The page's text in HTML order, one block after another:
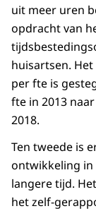
uit meer uren
opdracht van
huisartsen.
per fte is
fte in 2013
2018.
Ten tweede is
ontwikkeling in
langere tijd.
het zelf-